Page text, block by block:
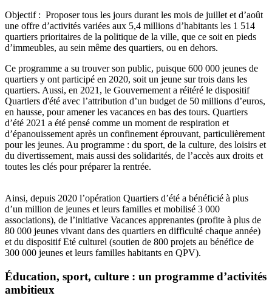
Objectif : Proposer tous les jours durant les mois de juillet et d’août
une offre d’activités variées aux 5,4 millions d’habitants les 1 514
quartiers prioritaires de la politique de la ville, que ce soit en pieds
d’immeubles, au sein même des quartiers, ou en dehors.
Ce programme a su trouver son public, puisque 600 000 jeunes de
quartiers y ont participé en 2020, soit un jeune sur trois dans les
quartiers. Aussi, en 2021, le Gouvernement a réitéré le dispositif
Quartiers d'été avec l’attribution d’un budget de 50 millions d’euros,
en hausse, pour amener les vacances en bas des tours. Quartiers
d’été 2021 a été pensé comme un moment de respiration et
d’épanouissement après un confinement éprouvant, particulièrement
pour les jeunes. Au programme : du sport, de la culture, des loisirs et
du divertissement, mais aussi des solidarités, de l’accès aux droits et
toutes les clés pour préparer la rentrée.
Ainsi, depuis 2020 l’opération Quartiers d’été a bénéficié à plus
d’un million de jeunes et leurs familles et mobilisé 3 000
associations), de l’initiative Vacances apprenantes (profite à plus de
80 000 jeunes vivant dans des quartiers en difficulté chaque année)
et du dispositif Eté culturel (soutien de 800 projets au bénéfice de
300 000 jeunes et leurs familles habitants en QPV).
Éducation, sport, culture : un programme d’activités
ambitieux